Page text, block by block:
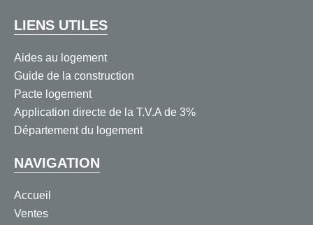
LIENS UTILES
Aides au logement
Guide de la construction
Pacte logement
Application directe de la T.V.A de 3%
Département du logement
NAVIGATION
Accueil
Ventes